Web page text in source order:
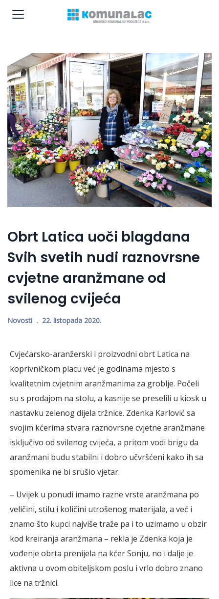
Obrt Latica uoči blagdana
Svih svetih nudi raznovrsne
cvjetne aranžmane od
svilenog cvijeća
Novosti 22. listopada 2020.
Cvjećarsko-aranžerski i proizvodni obrt Latica na
koprivničkom placu već je godinama mjesto s
kvalitetnim cvjetnim aranžmanima za groblje. Počeli
su s prodajom na stolu, a kasnije se preselili u kiosk u
nastavku zelenog dijela tržnice. Zdenka Karlović sa
svojim kćerima stvara raznovrsne cvjetne aranžmane
isključivo od svilenog cvijeća, a pritom vodi brigu da
aranžmani budu stabilni i dobro učvršćeni kako ih sa
spomenika ne bi srušio vjetar.
– Uvijek u ponudi imamo razne vrste aranžmana po
veličini, stilu i količini utrošenog materijala, a već i
znamo što kupci najviše traže pa i to uzimamo u obzir
kod kreiranja aranžmana – rekla je Zdenka koja je
vođenje obrta prenijela na kćer Sonju, no i dalje je
aktivna u ovom obiteljskom poslu i vrlo dobro znano
lice na tržnici.